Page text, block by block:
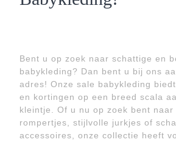
Bent u op zoek naar schattige en
babykleding? Dan bent u bij ons
adres! Onze sale babykleding
en kortingen op een breed scala
kleintje. Of u nu op zoek bent naar
rompertjes, stijlvolle jurkjes of
accessoires, onze collectie heeft